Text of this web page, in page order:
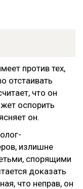
против тех,
отстаивать
что он
оспорить
он.
излишне
спорящими
доказать
что неправ, он